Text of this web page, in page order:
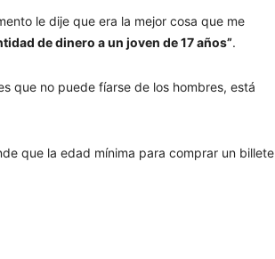
le dije que era la mejor cosa que me
de dinero a un joven de 17 años”.
que no puede fíarse de los hombres, está
que la edad mínima para comprar un billete